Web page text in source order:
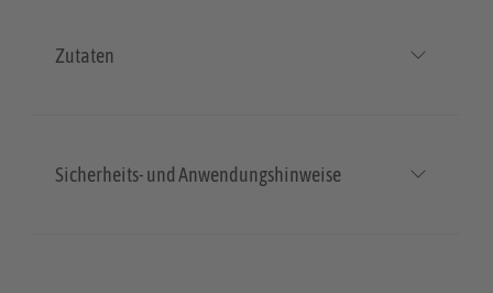
Zutaten
Sicherheits- und Anwendungshinweise